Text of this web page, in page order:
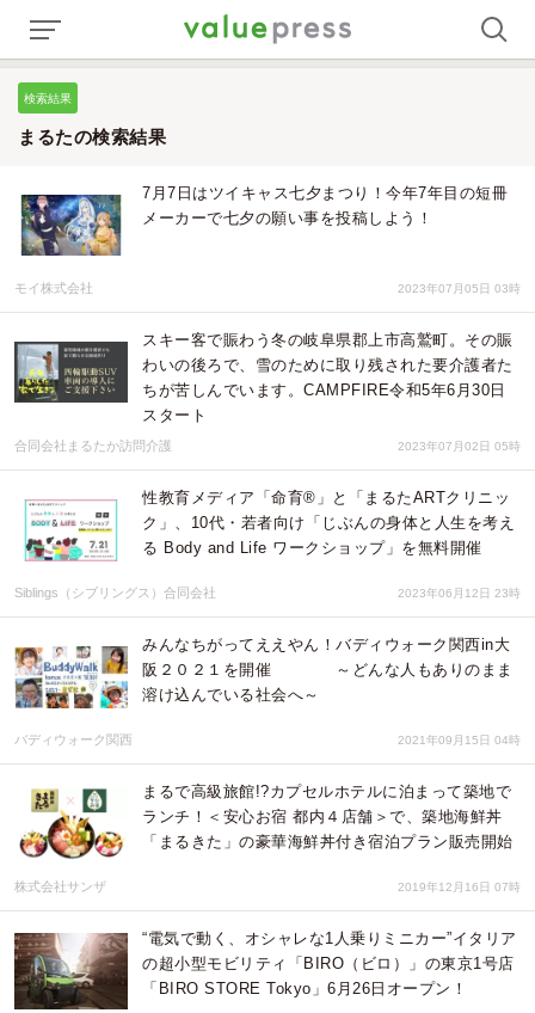
検索結果
まるたの検索結果
7月7日はツイキャス七夕まつり！今年7年目の短冊
メーカーで七夕の願い事を投稿しよう！
モイ株式会社 2023年07月05日 03時
スキー客で賑わう冬の岐阜県郡上市高鷲町。その賑
わいの後ろで、雪のために取り残された要介護者た
ちが苦しんでいます。CAMPFIRE令和5年6月30日
スタート
合同会社まるたか訪問介護 2023年07月02日 05時
性教育メディア「命育®」と「まるたARTクリニッ
ク」、10代・若者向け「じぶんの身体と人生を考え
る Body and Life ワークショップ」を無料開催
Siblings（シブリングス）合同会社 2023年06月12日 23時
みんなちがってええやん！バディウォーク関西in大
阪２０２１を開催 ～どんな人もありのまま
溶け込んでいる社会へ～
バディウォーク関西 2021年09月15日 04時
まるで高級旅館!?カプセルホテルに泊まって築地で
ランチ！＜安心お宿 都内４店舗＞で、築地海鮮丼
「まるきた」の豪華海鮮丼付き宿泊プラン販売開始
株式会社サンザ 2019年12月16日 07時
“電気で動く、オシャレな1人乗りミニカー”イタリア
の超小型モビリティ「BIRO（ビロ）」の東京1号店
「BIRO STORE Tokyo」6月26日オープン！